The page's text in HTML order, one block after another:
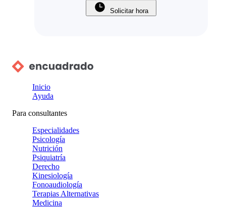
Solicitar hora
Inicio
Ayuda
Para consultantes
Especialidades
Psicología
Nutrición
Psiquiatría
Derecho
Kinesiología
Fonoaudiología
Terapias Alternativas
Medicina